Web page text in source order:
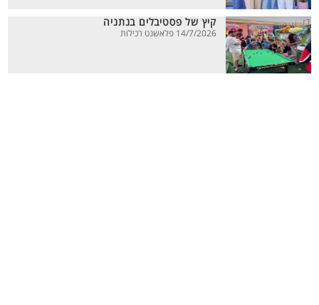
קיץ של פסטיבלים בנתניה
14/7/2026 פלאשנט רכילות